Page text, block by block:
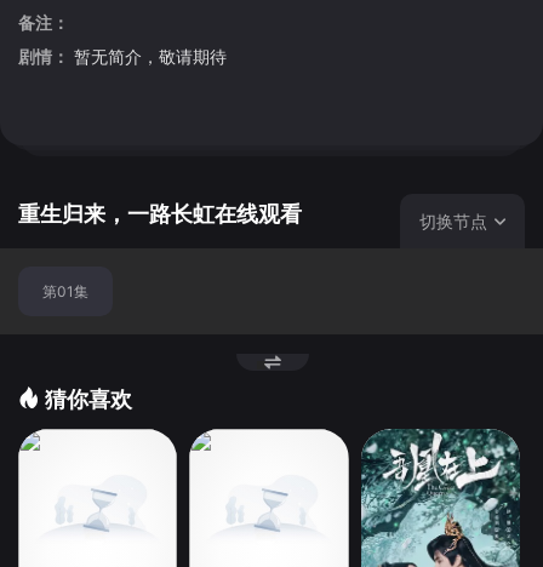
备注：
剧情： 暂无简介，敬请期待
重生归来，一路长虹在线观看 切换节点
第01集
猜你喜欢